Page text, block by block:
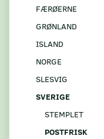
FÆRØERNE
GRØNLAND
ISLAND
NORGE
SLESVIG
SVERIGE
STEMPLET
POSTFRISK